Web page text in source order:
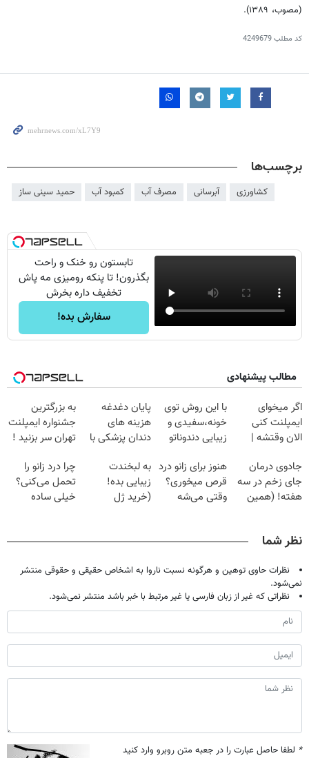
(مصوب، ۱۳۸۹).
کد مطلب4249679
برچسب‌ها
کشاورزی آبرسانی مصرف آب کمبود آب حمید سینی ساز
تابستون رو خنک و راحت
بگذرون! تا پنکه رومیزی مه پاش
تخفیف داره بخرش
سفارش بده!
مطالب پیشنهادی
اگر میخوای
ایمپلنت کنی
الان وقتشه |
میلیون تومان!!!
با این روش توی
خونه،سفیدی و
زیبایی دندوناتو
(40%off)
پایان دغدغه
هزینه های
دندان پزشکی با
خانگی
به بزرگترین
جشنواره ایمپلنت
تهران سر بزنید !
میلیون !
جادوی درمان
جای زخم در سه
هفته! (همین
هنوز برای زانو درد
قرص میخوری؟
وقتی می‌شه
به لبخندت
زیبایی بده!
(خرید ژل
با40%تخفیف)
چرا درد زانو را
تحمل می‌کنی؟
خیلی ساده
نظر شما
نظرات حاوی توهین و هرگونه نسبت ناروا به اشخاص حقیقی و حقوقی منتشر
نمی‌شود.
نظراتی که غیر از زبان فارسی یا غیر مرتبط با خبر باشد منتشر نمی‌شود.
* لطفا حاصل عبارت را در جعبه متن روبرو وارد کنید